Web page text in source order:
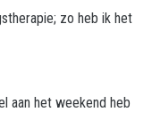
zo heb ik het
aan het weekend heb